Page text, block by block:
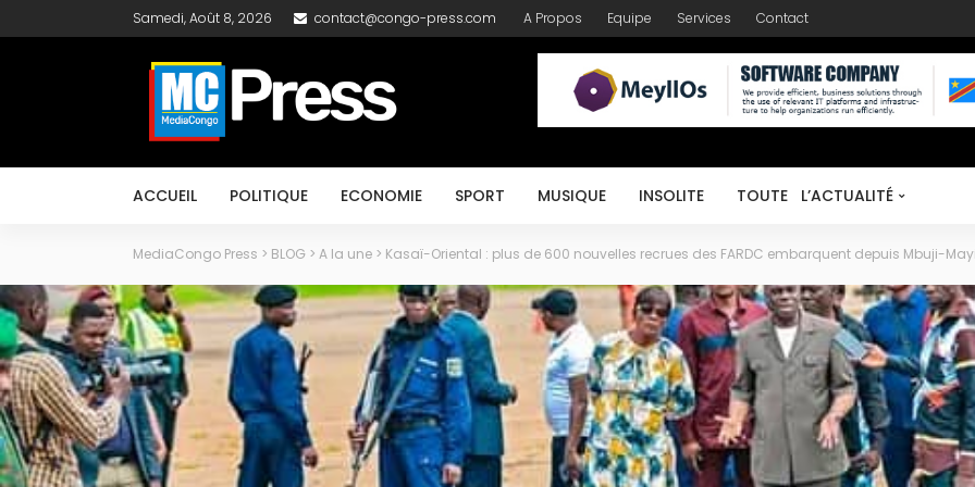
Samedi, Août 8, 2026 contact@congo-press.com A Propos Equipe Services Contact
ACCUEIL POLITIQUE ECONOMIE SPORT MUSIQUE INSOLITE TOUTE L’ACTUALITÉ
MediaCongo Press > BLOG > A la une > Kasaï-Oriental : plus de 600 nouvelles recrues des FARDC embarquent depuis Mbuji-